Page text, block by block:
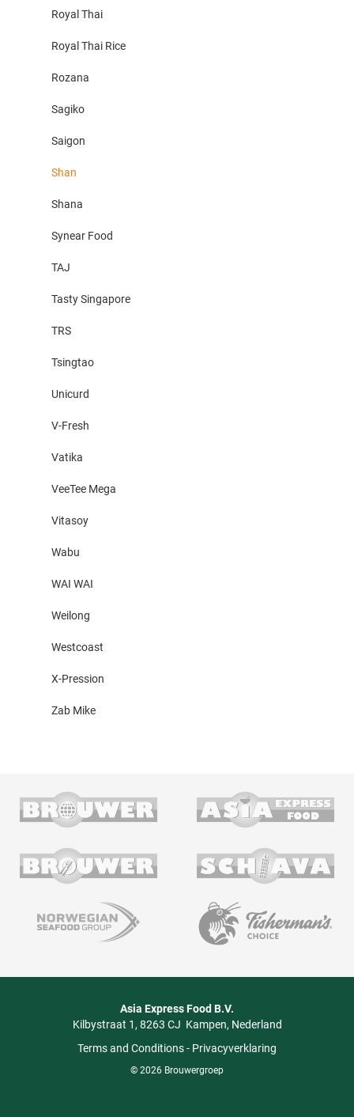
Royal Thai
Royal Thai Rice
Rozana
Sagiko
Saigon
Shan
Shana
Synear Food
TAJ
Tasty Singapore
TRS
Tsingtao
Unicurd
V-Fresh
Vatika
VeeTee Mega
Vitasoy
Wabu
WAI WAI
Weilong
Westcoast
X-Pression
Zab Mike
Asia Express Food B.V.
Kilbystraat 1 8263 CJ Kampen Nederland
Terms and Conditions- Privacyverklaring
© 2026 Brouwergroep